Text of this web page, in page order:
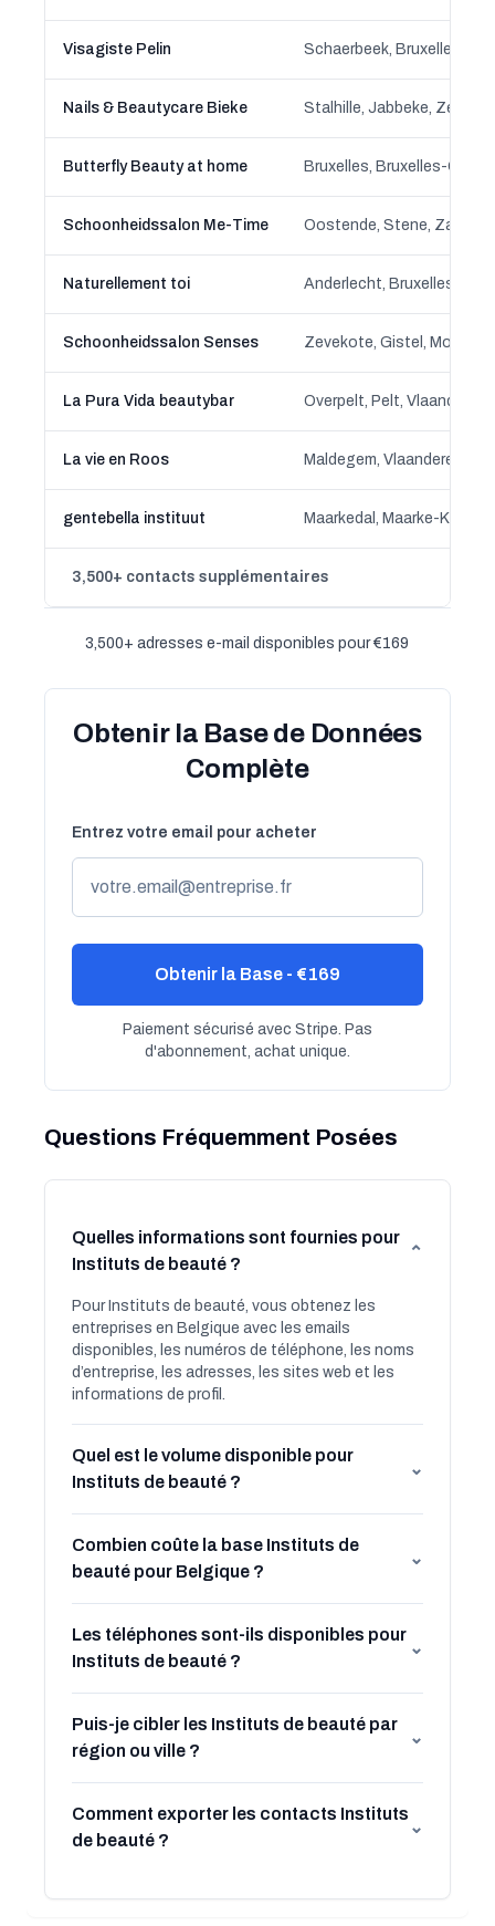
Visagiste Pelin Schaerbeek, Bruxelles-
Nails & Beautycare Bieke
Butterfly Beauty at home Bruxelles, Bruxelles-
Schoonheidssalon Me-Time Oostende, Stene,
Naturellement toi Anderlecht, Bruxelles-
Schoonheidssalon Senses
La Pura Vida beautybar Overpelt, Pelt, Vlaanderen
La vie en Roos Maldegem, Vlaanderen
gentebella instituut
3,500+ contacts supplémentaires
3,500+ adresses e-mail disponibles pour €169
Obtenir la Base de Données
Complète
Entrez votre email pour acheter
Obtenir la Base - €169
Paiement sécurisé avec Stripe. Pas
d'abonnement, achat unique.
Questions Fréquemment Posées
Quelles informations sont fournies pour
Instituts de beauté ?
⌄
Pour Instituts de beauté, vous obtenez les
entreprises en Belgique avec les emails
disponibles, les numéros de téléphone, les noms
d’entreprise, les adresses, les sites web et les
informations de profil.
Quel est le volume disponible pour
Instituts de beauté ?
⌄
Combien coûte la base Instituts de
beauté pour Belgique ?
⌄
Les téléphones sont-ils disponibles pour
Instituts de beauté ?
⌄
Puis-je cibler les Instituts de beauté par
région ou ville ?
⌄
Comment exporter les contacts Instituts
de beauté ?
⌄